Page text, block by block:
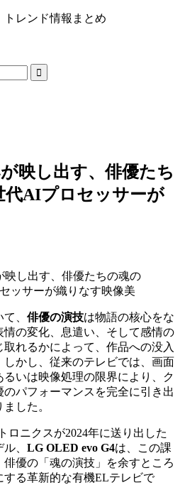
レンド情報まとめ
映し出す、俳優たち
代AIプロセッサーが
、 俳優の演技は物語の核心をな
の変化、息遣い、そして感情の
れるかによって、作品への没入
かし、従来のテレビでは、画面
いは映像処理の限界により、ク
パフォーマンスを完全に引き出
した。
ロニクスが2024年に送り出した
、 LG OLED evo G4は、この課
優の「魂の演技」を余すところ
る革新的な有機ELテレビで